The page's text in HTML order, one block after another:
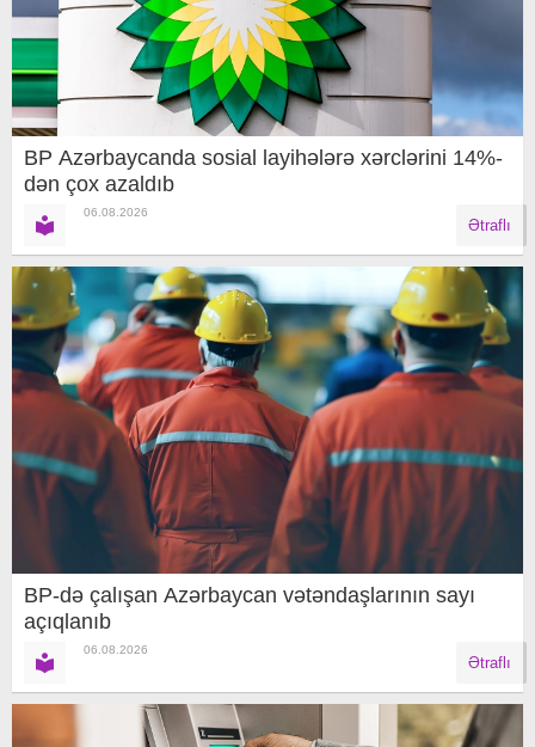
BP Azərbaycanda sosial layihələrə xərclərini 14%-
dən çox azaldıb
06.08.2026
Ətraflı
BP-də çalışan Azərbaycan vətəndaşlarının sayı
açıqlanıb
06.08.2026
Ətraflı